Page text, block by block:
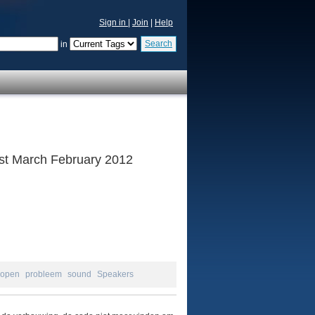
Sign in Join Help
in Search
March February 2012
open probleem sound Speakers